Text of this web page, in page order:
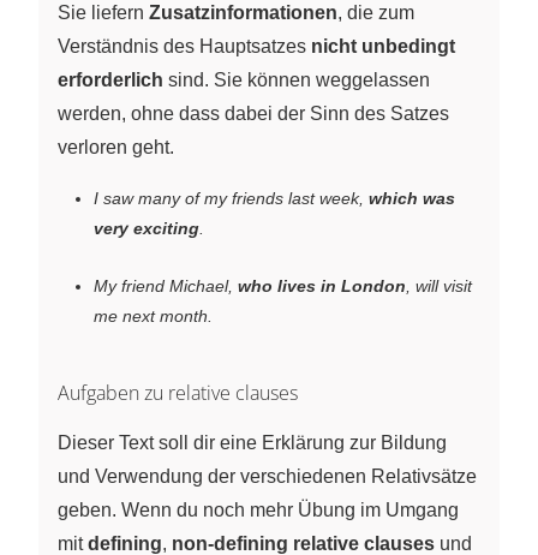
Sie liefern Zusatzinformationen, die zum
Verständnis des Hauptsatzes nicht unbedingt
erforderlich sind. Sie können weggelassen
werden, ohne dass dabei der Sinn des Satzes
verloren geht.
I saw many of my friends last week, which was
very exciting
My friend Michael, who lives in London , will visit
me next month.
Aufgaben zu relative clauses
Dieser Text soll dir eine Erklärung zur Bildung
und Verwendung der verschiedenen Relativsätze
geben. Wenn du noch mehr Übung im Umgang
mitdefining, non-defining relative clauses und